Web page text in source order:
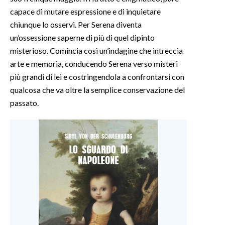
capace di mutare espressione e di inquietare
chiunque lo osservi. Per Serena diventa
un’ossessione saperne di più di quel dipinto
misterioso. Comincia così un’indagine che intreccia
arte e memoria, conducendo Serena verso misteri
più grandi di lei e costringendola a confrontarsi con
qualcosa che va oltre la semplice conservazione del
passato.